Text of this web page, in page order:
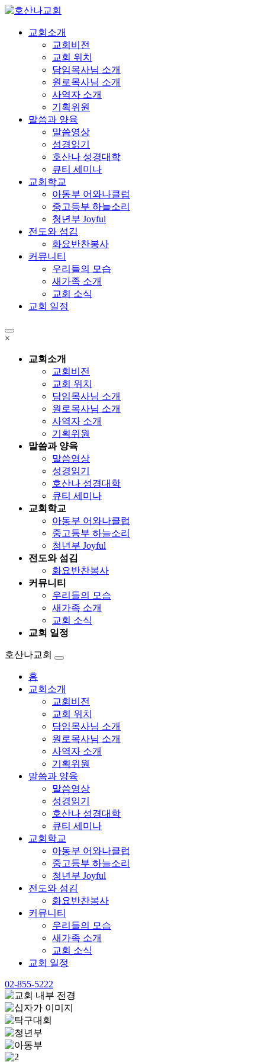
교회소개
교회비전
교회 위치
담임목사님 소개
원로목사님 소개
사역자 소개
기획위원
말씀과 양육
말씀영상
성경읽기
호산나 성경대학
큐티 세미나
교회학교
아동부 어와나클럽
중고등부 하늘소리
청년부 Joyful
전도와 섬김
화요반찬봉사
커뮤니티
우리들의 모습
새가족 소개
교회 소식
교회 일정
×
교회소개
교회비전
교회 위치
담임목사님 소개
원로목사님 소개
사역자 소개
기획위원
말씀과 양육
말씀영상
성경읽기
호산나 성경대학
큐티 세미나
교회학교
아동부 어와나클럽
중고등부 하늘소리
청년부 Joyful
전도와 섬김
화요반찬봉사
커뮤니티
우리들의 모습
새가족 소개
교회 소식
교회 일정
호산나교회
홈
교회소개
교회비전
교회 위치
담임목사님 소개
원로목사님 소개
사역자 소개
기획위원
말씀과 양육
말씀영상
성경읽기
호산나 성경대학
큐티 세미나
교회학교
아동부 어와나클럽
중고등부 하늘소리
청년부 Joyful
전도와 섬김
화요반찬봉사
커뮤니티
우리들의 모습
새가족 소개
교회 소식
교회 일정
02-855-5222